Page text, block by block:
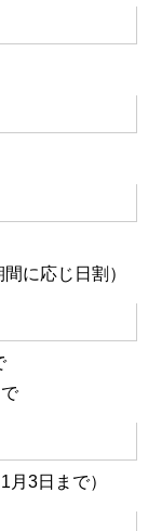
に応じ日割）
3日まで）